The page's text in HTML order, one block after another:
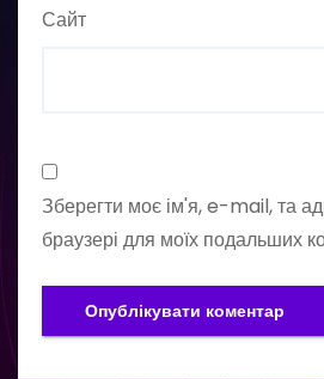
Сайт
Зберегти моє ім'я, e-mail, та
браузері для моїх подальших